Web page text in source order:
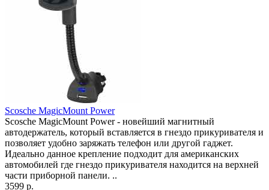
Scosche MagicMount Power
Scosche MagicMount Power - новейший магнитный
автодержатель, который вставляется в гнездо прикуривателя и
позволяет удобно заряжать телефон или другой гаджет.
Идеально данное крепление подходит для американских
автомобилей где гнездо прикуривателя находится на верхней
части приборной панели. ..
3599 р.